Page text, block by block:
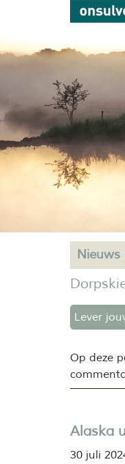
Nieuws
Lever
Op deze
Alaska
30 juli